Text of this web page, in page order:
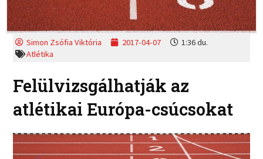
Simon Zsófia Viktória 2017-04-07
1:36 du.
Atlétika
Felülvizsgálhatják az
atlétikai Európa-csúcsokat